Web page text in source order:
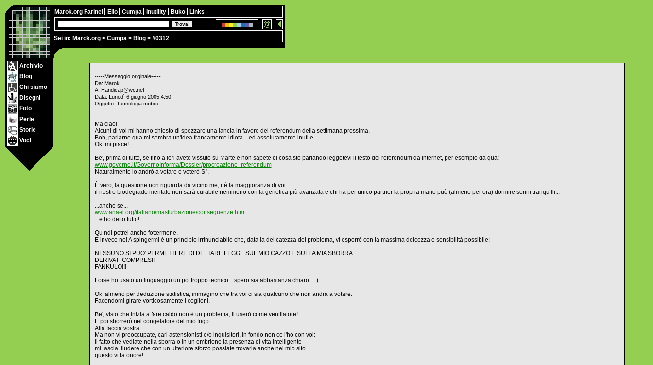
Sei in: Marok.org > Cumpa > Blog > #0312
Marok.org Farinei Elio Cumpa Inutility Buko Links
Archivio
Blog
Chi siamo
Disegni
Foto
Perle
Storie
Voci
-----Messaggio originale-----
Da: Marok
A: Handicap@wc.net
Data: Lunedì 6 giugno 2005 4:50
Oggetto: Tecnologia mobile
Ma ciao!
Alcuni di voi mi hanno chiesto di spezzare una lancia in favore dei referendum della settimana prossima.
Boh, parlarne qua mi sembra un'idea francamente idiota... ed assolutamente inutile...
Ok, mi piace!
Be', prima di tutto, se fino a ieri avete vissuto su Marte e non sapete di cosa sto parlando leggetevi il testo dei referendum da Internet, per esempio da qua:
www.governo.it/GovernoInforma/Dossier/procreazione_referendum
Naturalmente io andrò a votare e voterò SI'.
È vero, la questione non riguarda da vicino me, nè la maggioranza di voi:
il nostro biodegrado mentale non sarà curabile nemmeno con la genetica più avanzata e chi ha per unico partner la propria mano può (almeno per ora) dormire sonni tranquilli...
...anche se...
www.anael.org/italiano/masturbazione/conseguenze.htm
...e ho detto tutto!
Quindi potrei anche fottermene.
E invece no! A spingermi è un principio irrinunciabile che, data la delicatezza del problema, vi esporrò con la massima dolcezza e sensibilità possibile:
NESSUNO SI PUO' PERMETTERE DI DETTARE LEGGE SUL MIO CAZZO E SULLA MIA SBORRA.
DERIVATI COMPRESI!
FANKULO!!!
Forse ho usato un linguaggio un po' troppo tecnico... spero sia abbastanza chiaro... :)
Ok, almeno per deduzione statistica, immagino che tra voi ci sia qualcuno che non andrà a votare.
Facendomi girare vorticosamente i coglioni.
Be', visto che inizia a fare caldo non è un problema, li userò come ventilatore!
E poi sborrerò nel congelatore del mio frigo.
Alla faccia vostra.
Ma non vi preoccupate, cari astensionisti e/o inquisitori, in fondo non ce l'ho con voi:
il fatto che vediate nella sborra o in un embrione la presenza di vita intelligente
mi lascia illudere che con un ulteriore sforzo possiate trovarla anche nel mio sito...
questo vi fa onore!